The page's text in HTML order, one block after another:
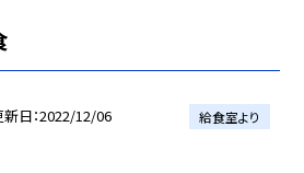
新日 2022/12/06 給食室より